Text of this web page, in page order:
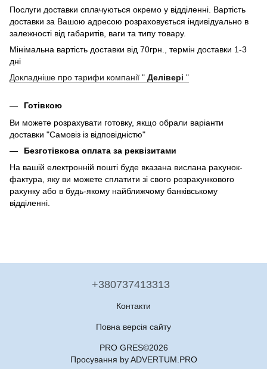
Послуги доставки сплачуються окремо у відділенні. Вартість
доставки за Вашою адресою розраховується індивідуально в
залежності від габаритів, ваги та типу товару.
Мінімальна вартість доставки від 70грн., термін доставки 1-3
дні
Докладніше про тарифи компанії " Делівері "
Готівкою
Ви можете розрахувати готовку, якщо обрали варіанти
доставки "Самовіз із відповідністю"
Безготівкова оплата за реквізитами
На вашій електронній пошті буде вказана вислана рахунок-
фактура, яку ви можете сплатити зі свого розрахункового
рахунку або в будь-якому найближчому банківському
відділенні.
+380737413313
Контакти
Повна версія сайту
PRO GRES©2026
Просування by ADVERTUM.PRO